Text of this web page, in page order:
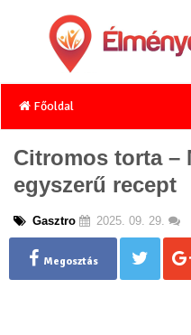
Főoldal
Citromos torta –
egyszerű recept
Gasztro 2025. 09. 29.
Megosztás